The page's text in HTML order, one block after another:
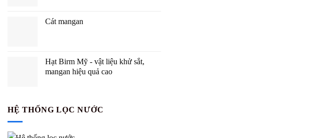
Cát mangan
Hạt Birm Mỹ - vật liệu khử sắt,
mangan hiệu quả cao
HỆ THỐNG LỌC NƯỚC